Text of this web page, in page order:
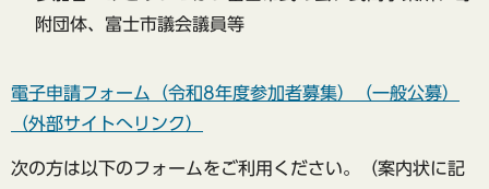
附団体、富士市議会議員等
電子申請フォーム（令和8年度参加者募集）（一般公募）
（外部サイトへリンク）
次の方は以下のフォームをご利用ください。（案内状に記